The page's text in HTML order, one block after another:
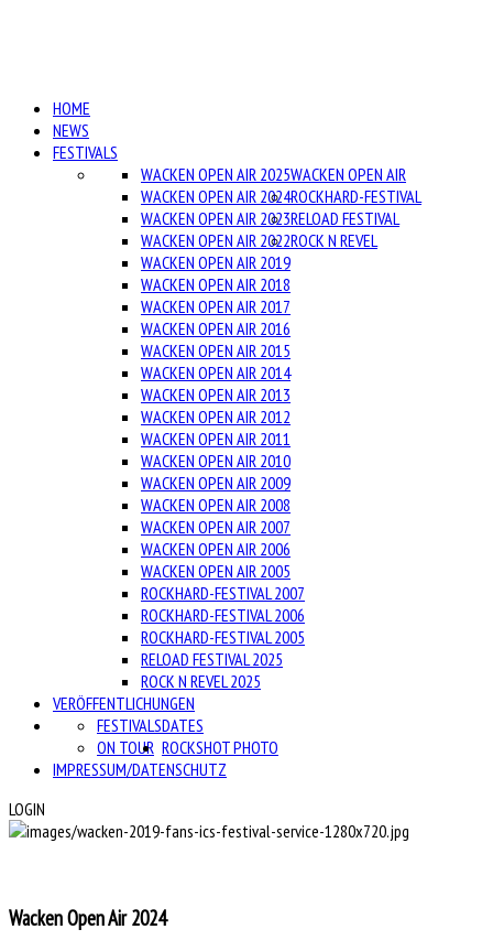
HOME
NEWS
FESTIVALS
WACKEN OPEN AIR
WACKEN OPEN AIR 2025
WACKEN OPEN AIR 2024
WACKEN OPEN AIR 2023
WACKEN OPEN AIR 2022
WACKEN OPEN AIR 2019
WACKEN OPEN AIR 2018
WACKEN OPEN AIR 2017
WACKEN OPEN AIR 2016
WACKEN OPEN AIR 2015
WACKEN OPEN AIR 2014
WACKEN OPEN AIR 2013
WACKEN OPEN AIR 2012
WACKEN OPEN AIR 2011
WACKEN OPEN AIR 2010
WACKEN OPEN AIR 2009
WACKEN OPEN AIR 2008
WACKEN OPEN AIR 2007
WACKEN OPEN AIR 2006
WACKEN OPEN AIR 2005
ROCKHARD-FESTIVAL
ROCKHARD-FESTIVAL 2007
ROCKHARD-FESTIVAL 2006
ROCKHARD-FESTIVAL 2005
RELOAD FESTIVAL
RELOAD FESTIVAL 2025
ROCK N REVEL
ROCK N REVEL 2025
VERÖFFENTLICHUNGEN
DATES
FESTIVALS
ON TOUR ROCKSHOT PHOTO
IMPRESSUM/DATENSCHUTZ
LOGIN
Wacken Open Air 2024